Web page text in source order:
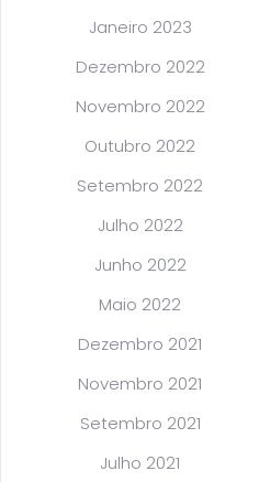
Janeiro 2023
Dezembro 2022
Novembro 2022
Outubro 2022
Setembro 2022
Julho 2022
Junho 2022
Maio 2022
Dezembro 2021
Novembro 2021
Setembro 2021
Julho 2021